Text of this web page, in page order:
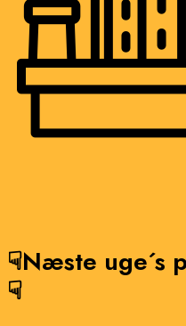
☟Næste uge´s
☟